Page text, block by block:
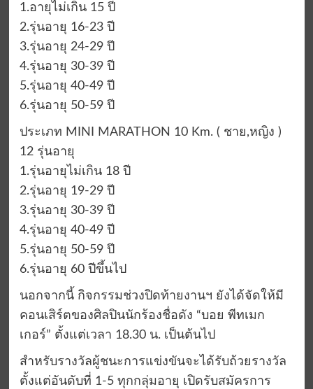
1.อายุไม่เกิน 15 ปี
2.รุ่นอายุ 16-23 ปี
3.รุ่นอายุ 24-29 ปี
4.รุ่นอายุ 30-39 ปี
5.รุ่นอายุ 40-49 ปี
6.รุ่นอายุ 50-59 ปี
ประเภท MINI MARATHON 10 Km. ( ชาย,หญิง )
12 รุ่นอายุ
1.รุ่นอายุไม่เกิน 18 ปี
2.รุ่นอายุ 19-29 ปี
3.รุ่นอายุ 30-39 ปี
4.รุ่นอายุ 40-49 ปี
5.รุ่นอายุ 50-59 ปี
6.รุ่นอายุ 60 ปีขึ้นไป
นอกจากนี้ กิจกรรมช่วงปิดท้ายงานฯ ยังได้จัดให้มี
คอนเสิร์ตของศิลปินนักร้องชื่อดัง “บอย พีทเมก
เกอร์” ตั้งแต่เวลา 18.30 น. เป็นต้นไป
สำหรับรางวัลผู้ชนะการแข่งขันจะได้รับถ้วยรางวัล
ตั้งแต่อันดับที่ 1-5 ทุกกลุ่มอายุ เปิดรับสมัครการ